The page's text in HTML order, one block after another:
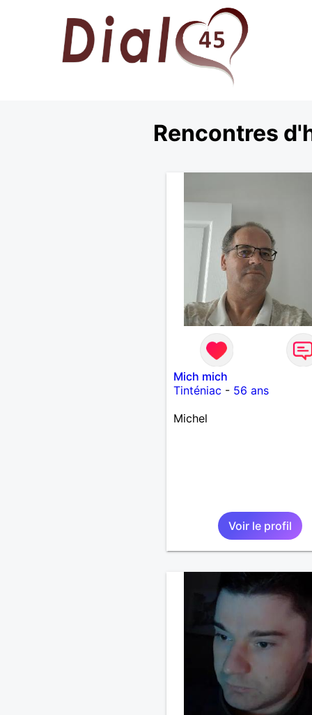
Rencontres
Mich mich
Tinténiac - 56 ans
Michel
Voir le profil